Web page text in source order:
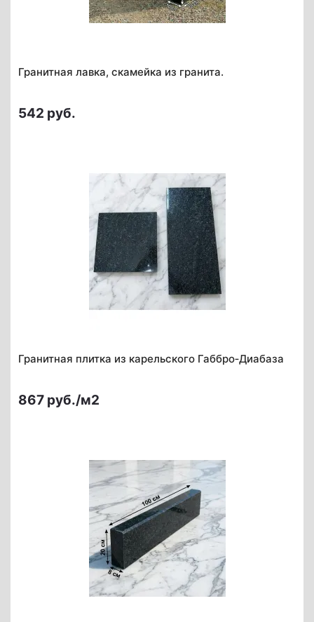
Гранитная лавка, скамейка из гранита.
542 руб.
Гранитная плитка из карельского Габбро‑Диабаза
867 руб./м2